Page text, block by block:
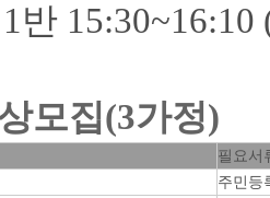
반
모집(3가정)
필요서
주민등